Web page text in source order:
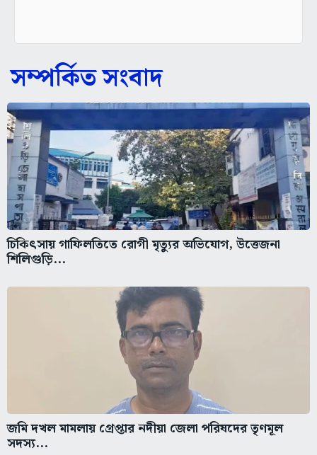
সম্পর্কিত সংবাদ
চিকিৎসায় গাফিলতিতে রোগী মৃত্যুর অভিযোগ, উত্তেজনা
শিলিগুড়ি...
জমি দখল মামলায় গ্রেপ্তার নদীয়া জেলা পরিষদের তৃণমূল
সদস্য...